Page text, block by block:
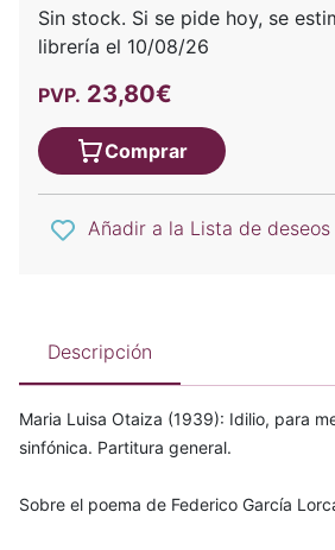
Sin stock. Si se pide hoy, se
librería el 10/08/26
PVP. 23,80€
Comprar
Añadir a la Lista de deseos
Descripción
Maria Luisa Otaiza (1939): Idilio, para
sinfónica. Partitura general.
Sobre el poema de Federico García